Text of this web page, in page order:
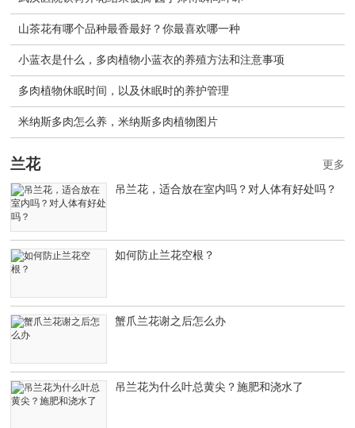
山茶花有哪个品种最香最好？你最喜欢哪一种
小蓝衣是什么，多肉植物小蓝衣的养殖方法和注意事项
多肉植物休眠时间，以及休眠时的养护管理
米纳斯多肉怎么养，米纳斯多肉植物图片
兰花
吊兰花，适合放在室内吗？对人体有好处吗？
如何防止兰花空根？
蟹爪兰花谢之后怎么办
吊兰花为什么叶总黄尖？施肥和浇水了
更多